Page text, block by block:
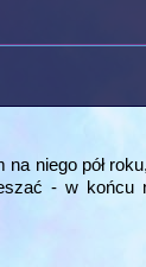
niego pół
- w końcu